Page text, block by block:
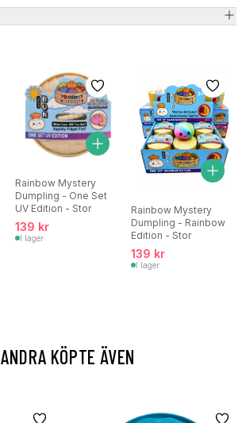
Rainbow Mystery
Dumpling - One Set
UV Edition - Stor
139 kr
I lager
Rainbow Mystery
Dumpling - Rainbow
Edition - Stor
139 kr
I lager
ANDRA KÖPTE ÄVEN